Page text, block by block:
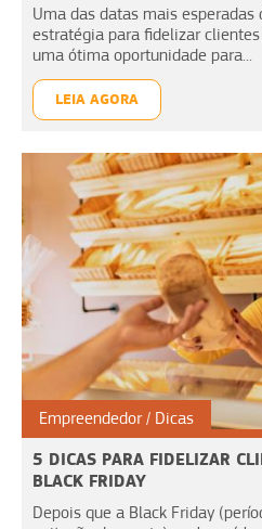
Uma das datas mais esperadas
estratégia para fidelizar
uma ótima oportunidade para...
LEIA AGORA
Empreendedor Dicas
5 DICAS PARA FIDELIZAR
BLACK FRIDAY
Depois que a Black Friday